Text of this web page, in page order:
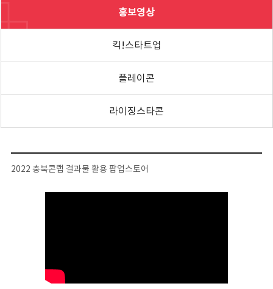
홍보영상
킥!스타트업
플레이콘
라이징스타콘
2022 충북콘랩 결과물 활용 팝업스토어